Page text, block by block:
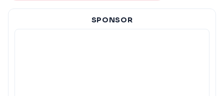
SPONSOR